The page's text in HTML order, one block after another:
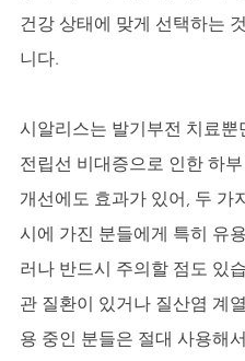
건강 상태에 맞게 선택하는
니다.
시알리스는 발기부전 치료뿐
전립선 비대증으로 인한 하
개선에도 효과가 있어, 두 가
시에 가진 분들에게 특히 유
러나 반드시 주의할 점도 있
관 질환이 있거나 질산염 계
용 중인 분들은 절대 사용해